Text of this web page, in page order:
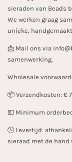
sieraden van Beads
We werken graag
unieke,
📩 Mail ons via
samenwerking.
Wholesale
📦 Verzendkosten: €
💶 Minimum
🕓 Levertijd:
sieraad met de